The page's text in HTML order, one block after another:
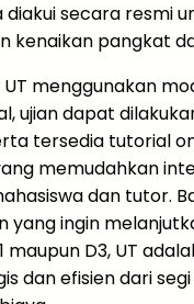
diakui secara resmi
kenaikan pangkat
menggunakan
ujian dapat
tersedia tutorial
memudahkan
dan tutor.
yang ingin
maupun D3, UT
dan efisien dari